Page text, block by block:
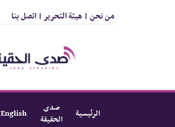
من نحن | هيئة التحرير | اتصل بنا
الرئيسية
صدى
الحقيقة
English